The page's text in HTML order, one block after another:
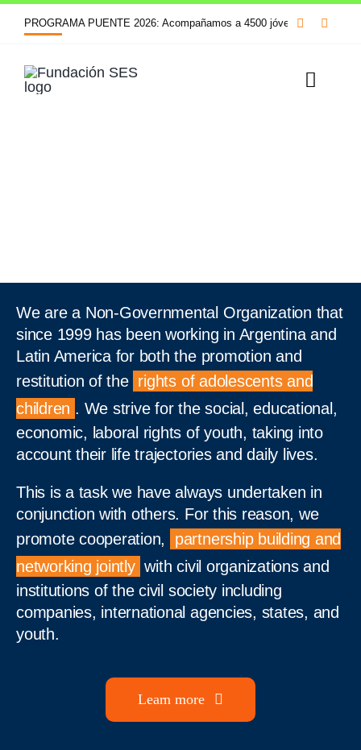
Skip
PROGRAMA PUENTE 2026: Acompañamos a 4500 jóvenes en su
 
Toggle
Biblioteca
Noticias
Sumate
We are a Non-Governmental Organization that
since 1999 has been working in Argentina and
Latin America for both the promotion and
restitution of the rights of adolescents and
children . We strive for the social, educational,
economic, laboral rights of youth, taking into
account their life trajectories and daily lives.
This is a task we have always undertaken in
conjunction with others. For this reason, we
promote cooperation,
partnership building and
networking jointly with civil organizations and
institutions of the civil society including
companies, international agencies, states, and
youth.
Learn more